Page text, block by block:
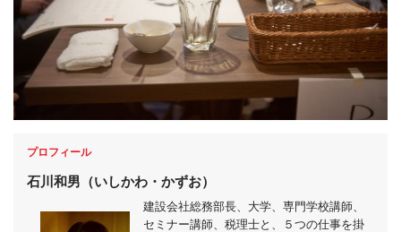
プロフィール
石川和男（いしかわ・かずお）
建設会社総務部長、大学、専門学校講師、
セミナー講師、税理士と、５つの仕事を掛